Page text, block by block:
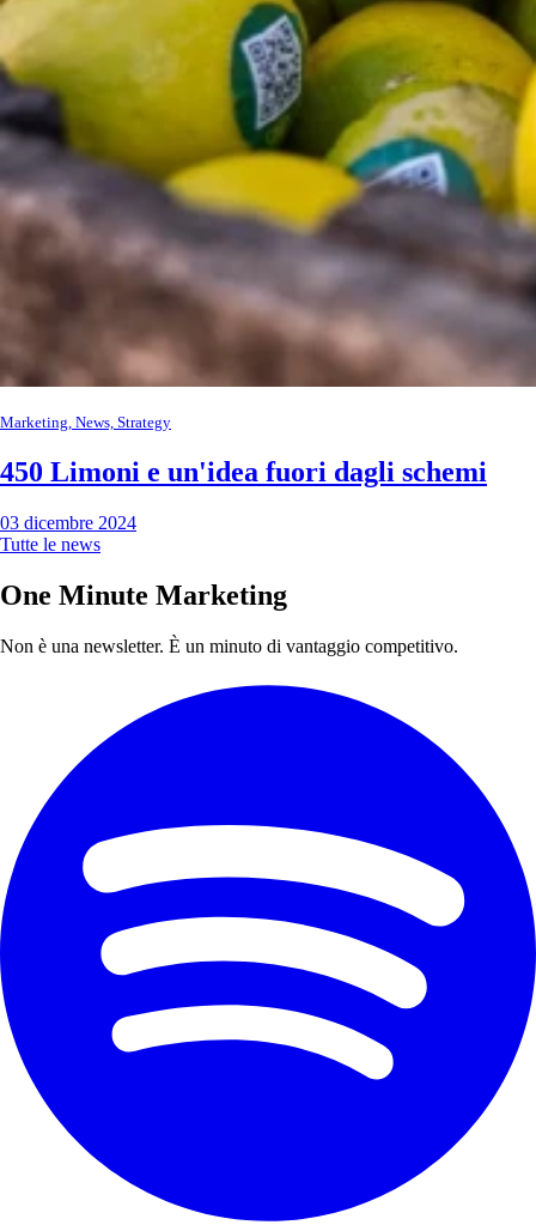
Marketing, News, Strategy
450 Limoni e un'idea fuori dagli schemi
03 dicembre 2024
Tutte le news
One Minute Marketing
Non è una newsletter. È un minuto di vantaggio competitivo.